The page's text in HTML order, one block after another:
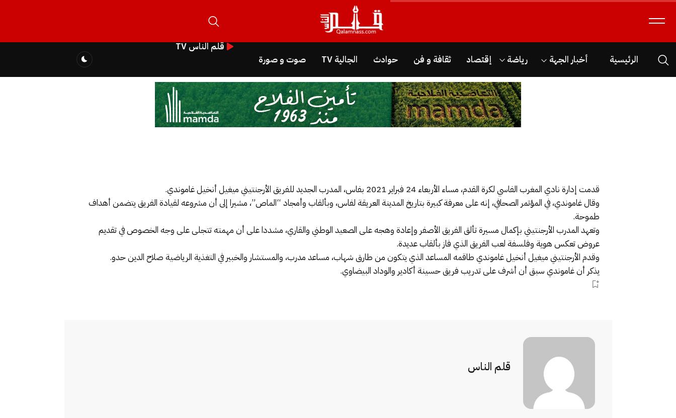
الرئيسية أخبار الجهة رياضة إقتصاد ثقافة و فن حوادث الجالية TV صوت و صورة
قلم الناس TV
قدمت إدارة نادي المغرب الفاسي لكرة القدم، مساء الأربعاء 24 فبراير 2021 بفاس، المدرب الجديد للفريق الأرجنتيني ميغيل أنخيل غاموندي.
وقال غاموندي، في المؤتمر الصحافي، إنه على معرفة كبيرة بتاريخ المدينة العريقة لفاس، وبألقاب وأمجاد “الماص”، مشيرا إلى أن مشروعه لقيادة الفريق يتضمن أهداف
طموحة.
وتعهد المدرب الأرجنتيني بإكمال مسيرة تألق الفريق الأصفر وإعادة وهجه على الصعيد الوطني والقاري، مشددا على أن مهمته تتجلى على وجه الخصوص في تقديم
عروض تعكس هوية وفلسفة لعب الفريق الذي فاز بألقاب عديدة.
وقدم الأرجنتيني ميغيل أنخيل غاموندي طاقمه المساعد الذي يتكون من طارق شهاب، مساعد مدرب، والمستشار والخبير في التغذية الرياضية صلاح الدين حدو.
يذكر أن غاموندي سبق أن أشرف على تدريب فريق حسينة أكادير والوداد البيضاوي.
قلم الناس